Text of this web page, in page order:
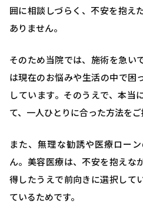
囲に相談しづらく、不安を抱え
ありません。
そのため当院では、施術を急い
は現在のお悩みや生活の中で困
しています。そのうえで、本当
て、一人ひとりに合った方法をご
また、無理な勧誘や医療ロー
ん。美容医療は、不安を抱えな
得したうえで前向きに選択して
ているためです。